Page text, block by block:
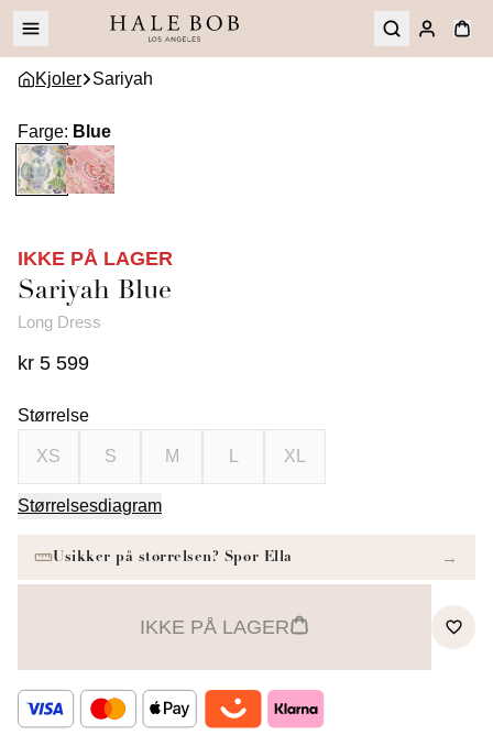
Kjoler Sariyah
Farge: Blue
IKKE PÅ LAGER
Sariyah Blue
Long Dress
kr 5 599
Størrelse
XS S M XL
Størrelsesdiagram
IKKE PÅ LAGER